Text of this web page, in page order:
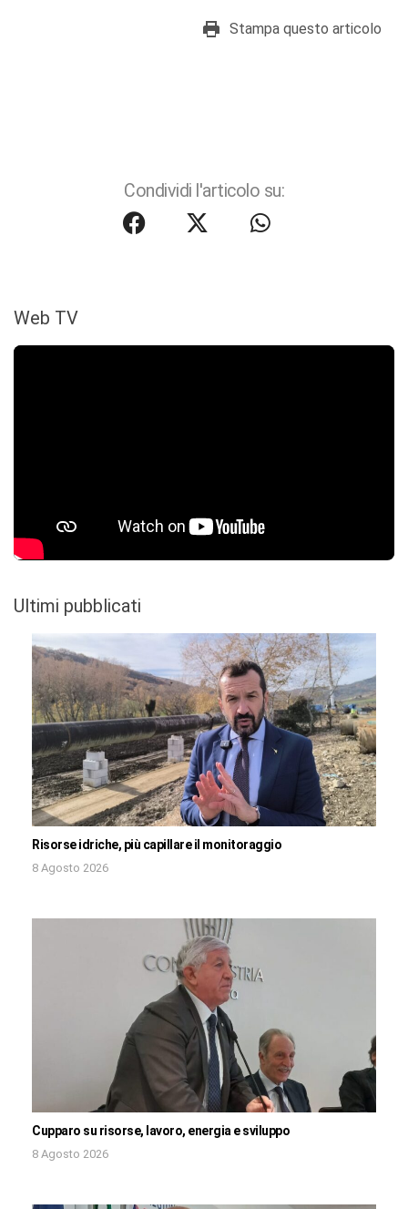
Stampa questo articolo
Condividi l'articolo su:
Web TV
Ultimi pubblicati
Risorse idriche, più capillare il monitoraggio
8 Agosto 2026
Cupparo su risorse, lavoro, energia e sviluppo
8 Agosto 2026